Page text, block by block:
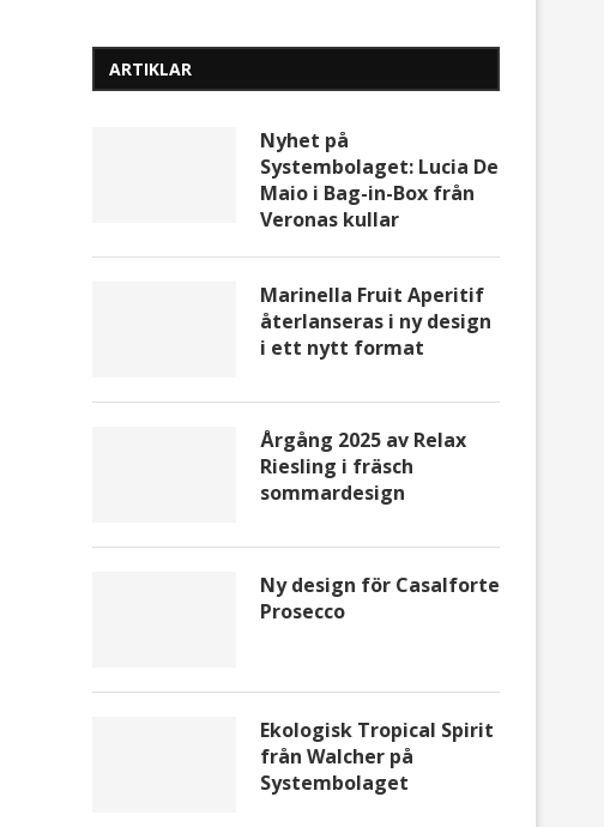
ARTIKLAR
Nyhet på
Systembolaget: Lucia De
Maio i Bag-in-Box från
Veronas kullar
Marinella Fruit Aperitif
återlanseras i ny design
i ett nytt format
Årgång 2025 av Relax
Riesling i fräsch
sommardesign
Ny design för Casalforte
Prosecco
Ekologisk Tropical Spirit
från Walcher på
Systembolaget